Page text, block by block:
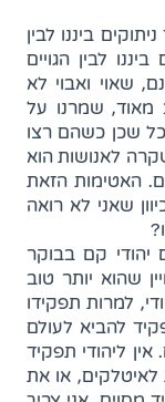
ביננו לבין
לבין הגויים
שאוי ואבוי לא
מאוד, שמרנו על
שכן כשהם רצו
לאנושות הוא
האטימות הזאת
שאני לא רואה
יהודי קם בבוקר
שהוא יותר טוב
למרות תפקידו
להביא לעולם
ליהודי תפקיד
לאיטלקים, או את